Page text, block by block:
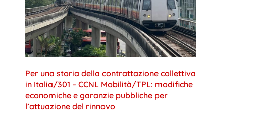
Per una storia della contrattazione collettiva
in Italia/301 – CCNL Mobilità/TPL: modifiche
economiche e garanzie pubbliche per
l’attuazione del rinnovo